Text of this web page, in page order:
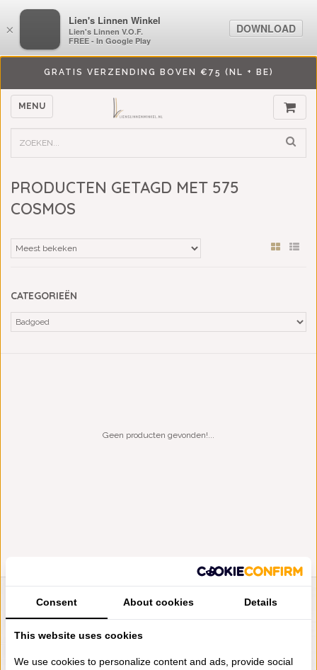
GRATIS VERZENDING BOVEN €75 (NL + BE)
MENU
PRODUCTEN GETAGD MET 575
COSMOS
CATEGORIEËN
Geen producten gevonden!...
LIENSLINNENWINKEL.NL
VRAGEN? BEL DAN
×
LiensLinnenwinkel.nl
Lien's Linnen V.O.F.
FREE - In Google Play
DOWNLOAD
Consent About cookies Details
This website uses cookies
We use cookies to personalize content and ads, provide social
×
Lien's Linnen Winkel
Lien's Linnen V.O.F.
FREE - In Google Play
DOWNLOAD